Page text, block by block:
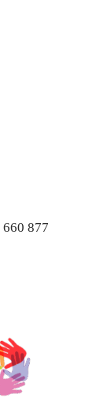
660 877